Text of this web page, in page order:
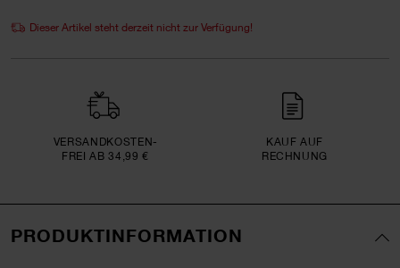
Dieser Artikel steht derzeit nicht zur Verfügung!
VERSAND­KOSTEN­
FREI AB 34,99 €
KAUF AUF
RECHNUNG
PRODUKTINFORMATION